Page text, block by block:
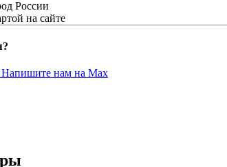
России
на сайте
Напишите нам на Max